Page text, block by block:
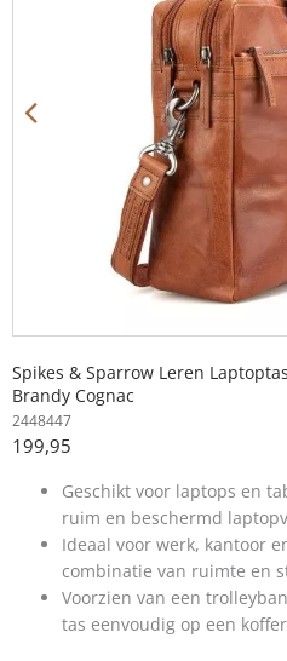
Spikes & Sparrow Leren
Brandy Cognac
2448447
199,95
Geschikt voor laptops en
ruim en beschermd
Ideaal voor werk, kantoor
combinatie van ruimte en
Voorzien van een
tas eenvoudig op een